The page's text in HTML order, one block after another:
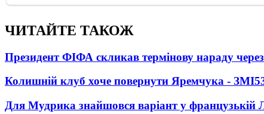
ЧИТАЙТЕ ТАКОЖ
Президент ФІФА скликав термінову нараду
Колишній клуб хоче повернути Яремчука - ЗМІ
Для Мудрика знайшовся варіант у французькій